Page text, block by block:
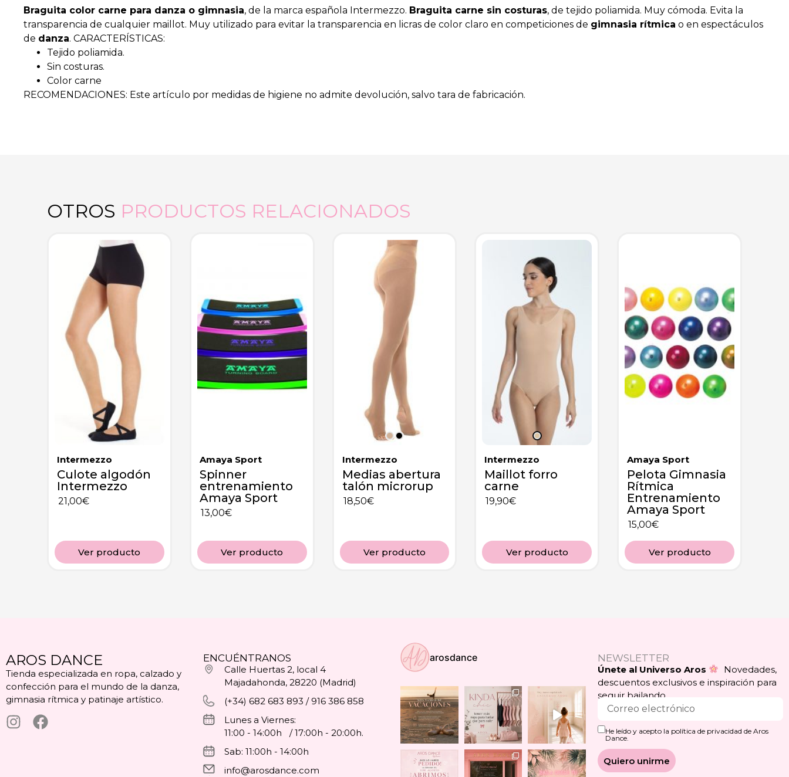
Braguita color carne para danza o gimnasia, de la marca española Intermezzo. Braguita carne sin costuras, de tejido poliamida. Muy cómoda. Evita la
transparencia de cualquier maillot. Muy utilizado para evitar la transparencia en licras de color claro en competiciones de gimnasia rítmica o en espectáculos
de danza. CARACTERÍSTICAS:
Tejido poliamida.
Sin costuras.
Color carne
RECOMENDACIONES: Este artículo por medidas de higiene no admite devolución, salvo tara de fabricación.
OTROS PRODUCTOS RELACIONADOS
Intermezzo
Culote algodón
Intermezzo
21,00€
Ver producto
Amaya Sport
Spinner
entrenamiento
Amaya Sport
13,00€
Ver producto
Intermezzo
Medias abertura
talón microrup
18,50€
Ver producto
Intermezzo
Maillot forro
carne
19,90€
Ver producto
Amaya Sport
Pelota Gimnasia
Rítmica
Entrenamiento
Amaya Sport
15,00€
Ver producto
AROS DANCE
Tienda especializada en ropa, calzado y
confección para el mundo de la danza,
gimnasia rítmica y patinaje artístico.
ENCUÉNTRANOS
Calle Huertas 2, local 4
Majadahonda, 28220 (Madrid)
(+34) 682 683 893 / 916 386 858
Lunes a Viernes:
11:00 - 14:00h / 17:00h - 20:00h.
Sab: 11:00h - 14:00h
info@arosdance.com
arosdance NEWSLETTER
Únete al Universo Aros
Novedades,
descuentos exclusivos e inspiración para
seguir bailando.
He leído y acepto la política de privacidad de Aros
Dance.
Quiero unirme